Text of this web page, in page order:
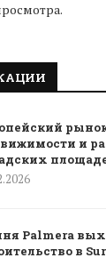
и
Palmera
в